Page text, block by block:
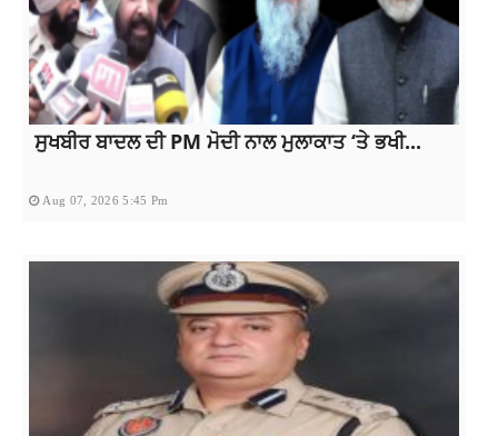
ਸੁਖਬੀਰ ਬਾਦਲ ਦੀ PM ਮੋਦੀ ਨਾਲ ਮੁਲਾਕਾਤ ‘ਤੇ ਭਖੀ...
Aug 07, 2026 5:45 Pm